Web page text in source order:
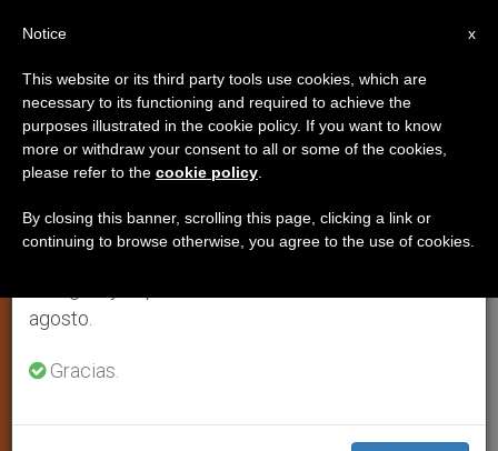
El Congreso de Estados Unidos
reconoce la objeción de
conciencia ante el aborto
Entrevista con Maureen Bailey del
de los obispos del país
IGLESIA
×
Aviso importante
Del 27 de julio al 7 de agosto haremos la pausa
anual, aprovechando que en el periodo de verano
se generan menos informaciones y también el
agosto.
Gracias.
x
Notice
This website or its third party tools use cookies, which are
necessary to its functioning and required to achieve the
purposes illustrated in the cookie policy. If you want to know
more or withdraw your consent to all or some of the cookies,
please refer to the cookie policy
By closing this banner, scrolling this page, clicking a link or
continuing to browse otherwise, you agree to the use of cookies.